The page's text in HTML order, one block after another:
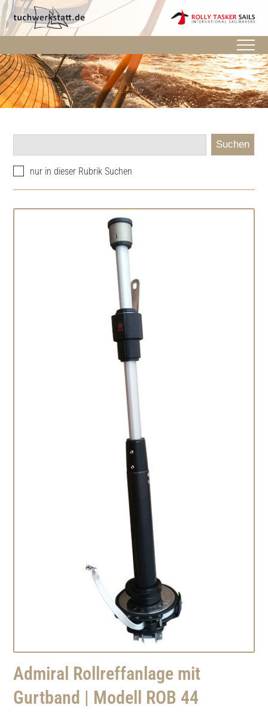
Suchen
nur in dieser Rubrik Suchen
Admiral Rollreffanlage mit
Gurtband | Modell ROB 44